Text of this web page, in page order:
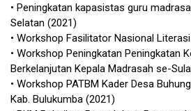
• Peningkatan kapasistas guru
Selatan (2021)
• Workshop Fasilitator Nasional
• Workshop Peningkatan Peningkatan
Berkelanjutan Kepala Madrasah se-
• Workshop PATBM Kader Desa
Kab. Bulukumba (2021)